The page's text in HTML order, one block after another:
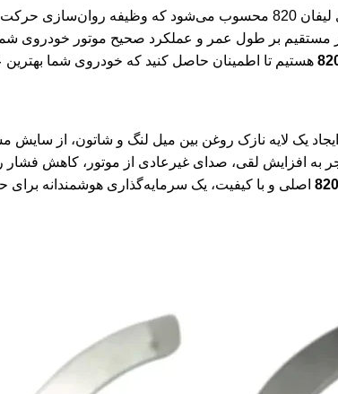
بغل یاتاقان، یکی از قطعات حیاتی در موتور خودروی لیفان 820 محسوب
مستقیم بر طول عمر و عملکرد صحیح موتور خودروی
هستیم تا اطمینان حاصل کنید که خودروی شما
ایجاد یک لایه نازک روغن بین میل لنگ و شاتون، از
به افزایش لقی، صدای غیرعادی از موتور، کاهش
اصلی و با کیفیت، یک سرمایه‌گذاری هوشمندانه